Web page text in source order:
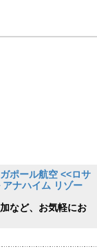
ポール航空 <<ロサ
ナハイム リゾー
など、お気軽にお